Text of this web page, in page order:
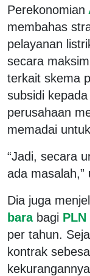
Perekonomian
membahas
pelayanan
secara
terkait skema
subsidi
perusahaan
memadai
“Jadi, secara
ada masalah,”
Dia juga
bara bagi PLN
per tahun.
kontrak